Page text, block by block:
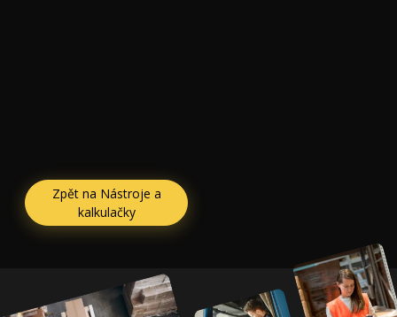
Zpět na Nástroje a
kalkulačky